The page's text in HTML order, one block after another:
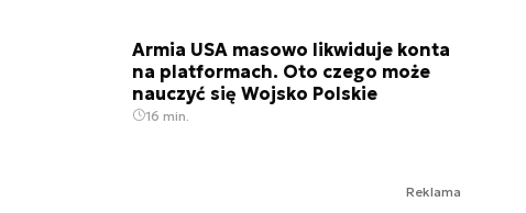
Armia USA masowo likwiduje konta
na platformach. Oto czego może
nauczyć się Wojsko Polskie
16 min.
Reklama